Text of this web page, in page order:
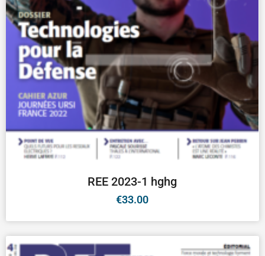
REE 2023-1 hghg
€33.00